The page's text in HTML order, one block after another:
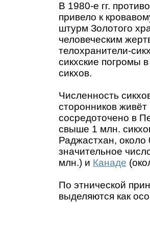
В 1980-е гг.
привело к
штурм Золотого
человеческим
телохранители-
сикхские погромы
сикхов.
Численность
сторонников
сосредоточено в
свыше 1 млн.
Раджастхан,
значительное
млн.) и Канаде
По этнической
выделяются как